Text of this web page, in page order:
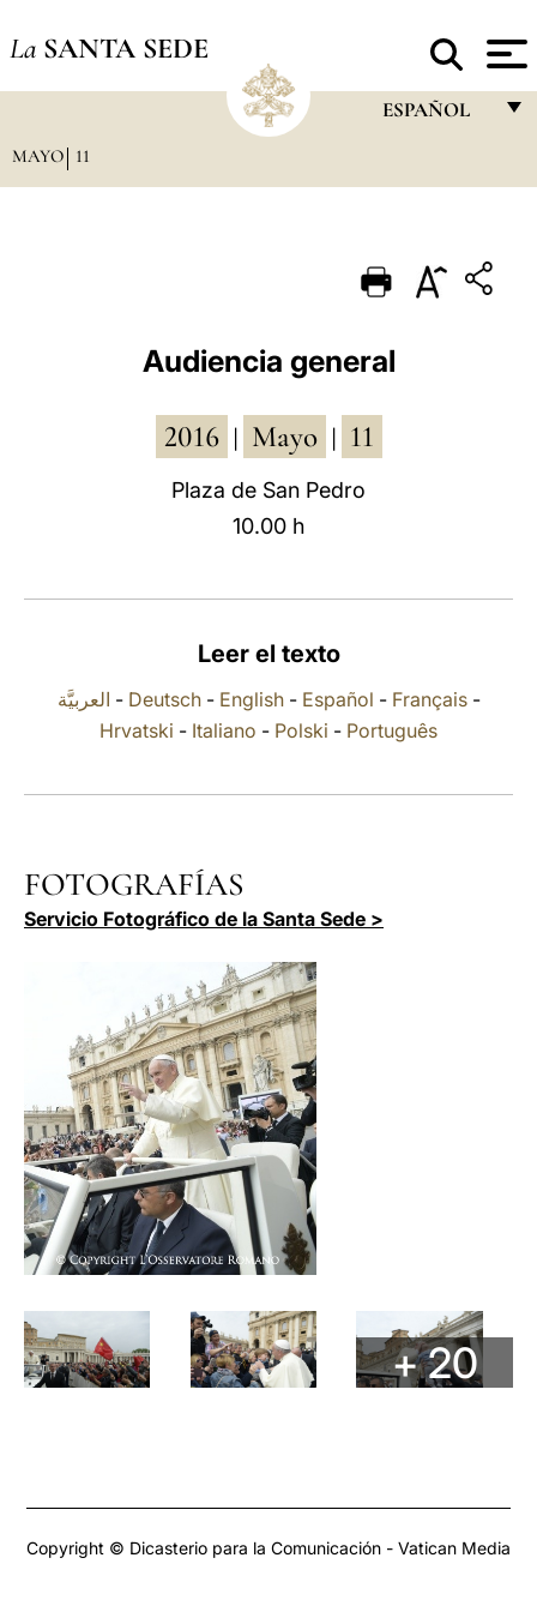
La SANTA SEDE
ESPAÑOL
PORTUGUÊS
ESPAÑOL
MAYO 11
Audiencia general
2016 Mayo 11
Plaza de San Pedro
10.00 h
Leer el texto
العربيَّة - Deutsch- English- Español - Français-
Hrvatski - Italiano - Polski - Português
FOTOGRAFÍAS
Servicio Fotográfico de la Santa Sede >
+ 20
Copyright © Dicasterio para la Comunicación - Vatican Media